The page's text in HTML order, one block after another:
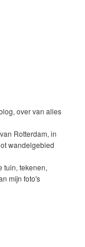
over van alles
Rotterdam, in
wandelgebied
tuin, tekenen,
mijn foto's